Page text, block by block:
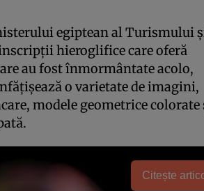
egiptean al Turismului
hieroglifice care oferă
au fost înmormântate acolo,
o varietate de imagini,
modele geometrice colorate
Citește